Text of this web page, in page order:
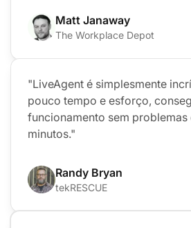
Matt Janaway
The Workplace Depot
"LiveAgent é simplesmente
pouco tempo e esforço,
funcionamento sem problemas
minutos."
Randy Bryan
tekRESCUE